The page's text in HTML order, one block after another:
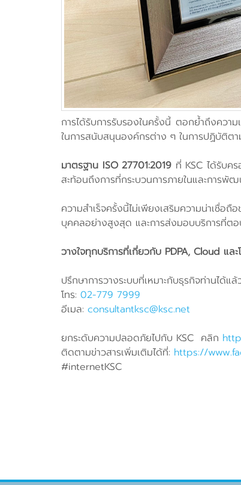
การได้รับการรับรองในครั้งนี้ ตอกย้ำถึงคว
ในการสนับสนุนองค์กรต่าง ๆ ในการปฏิบัติ
มาตรฐาน ISO 27701:2019 ที่ KSC ได้รับค
สะท้อนถึงการที่กระบวนการภายในและการ
ความสำเร็จครั้งนี้ไม่เพียงเสริมความน่าเชื่อ
บุคคลอย่างสูงสุด และการส่งมอบบริการที่ต
วางใจทุกบริการที่เกี่ยวกับ PDPA, Cloud แ
ปรึกษาการวางระบบที่เหมาะกับธุรกิจท่านได้แ
โทร: 02-779 7999
อีเมล: consultantksc@ksc.net
ยกระดับความปลอดภัยไปกับ KSC คลิก
ติดตามข่าวสารเพิ่มเติมได้ที่: https://
#internetKSC